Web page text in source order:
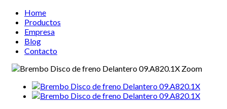
Home
Productos
Empresa
Blog
Contacto
Zoom